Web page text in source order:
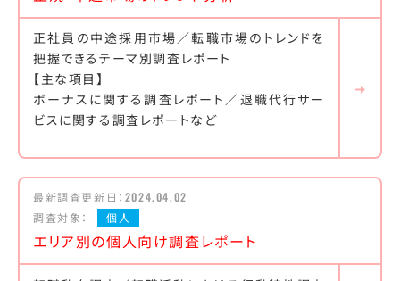
正社員の中途採用市場／転職市場のトレンドを
把握できるテーマ別調査レポート
【主な項目】
ボーナスに関する調査レポート／退職代行サー
ビスに関する調査レポートなど
最新調査更新日： 2024.04.02
調査対象：
個人
エリア別の個人向け調査レポート